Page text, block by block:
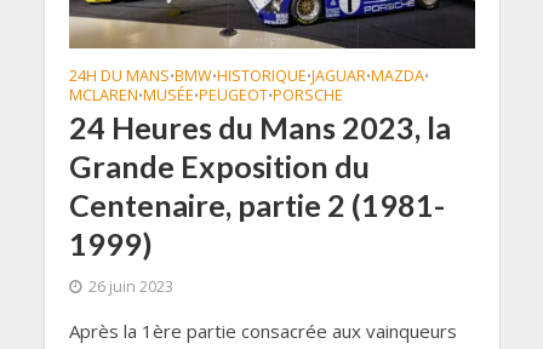
24H DU MANS•BMW•HISTORIQUE•JAGUAR•MAZDA•
MCLAREN•MUSÉE•PEUGEOT•PORSCHE
24 Heures du Mans 2023, la
Grande Exposition du
Centenaire, partie 2 (1981-
1999)
26 juin 2023
Après la 1ère partie consacrée aux vainqueurs